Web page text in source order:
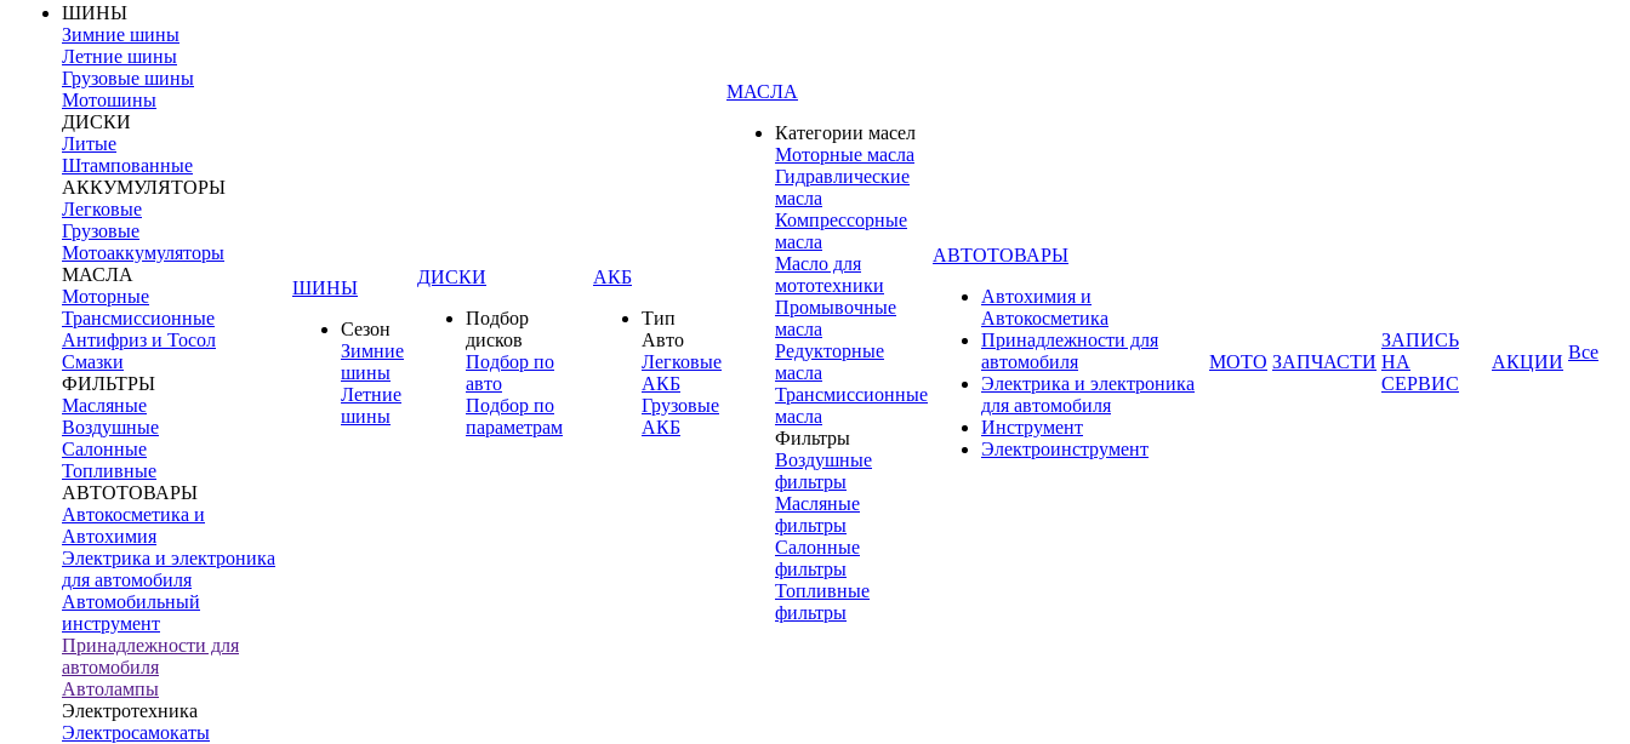
ШИНЫ
Зимние шины
Летние шины
Грузовые шины
Мотошины
ДИСКИ
Литые
Штампованные
АККУМУЛЯТОРЫ
Легковые
Грузовые
Мотоаккумуляторы
МАСЛА
Моторные
Трансмиссионные
Антифриз и Тосол
Смазки
ФИЛЬТРЫ
Масляные
Воздушные
Салонные
Топливные
АВТОТОВАРЫ
Автокосметика и
Автохимия
Электрика и электроника
для автомобиля
Автомобильный
инструмент
Принадлежности для
автомобиля
Автолампы
Электротехника
Электросамокаты
ШИНЫ
Сезон
Зимние
шины
Летние
шины
ДИСКИ
Подбор
дисков
Подбор по
авто
Подбор по
параметрам
АКБ
Тип
Авто
Легковые
АКБ
Грузовые
АКБ
МАСЛА
Категории масел
Моторные масла
Гидравлические
масла
Компрессорные
масла
Масло для
мототехники
Промывочные
масла
Редукторные
масла
Трансмиссионные
масла
Фильтры
Воздушные
фильтры
Масляные
фильтры
Салонные
фильтры
Топливные
фильтры
АВТОТОВАРЫ
Автохимия и
Автокосметика
Принадлежности для
автомобиля
Электрика и электроника
для автомобиля
Инструмент
Электроинструмент
МОТО ЗАПЧАСТИ
ЗАПИСЬ
НА
СЕРВИС
АКЦИИ Все